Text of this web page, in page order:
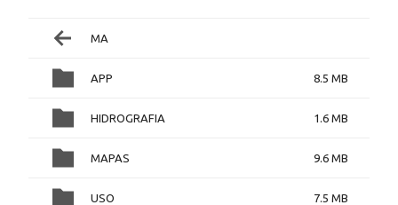
MA
APP 8.5 MB
HIDROGRAFIA 1.6 MB
MAPAS 9.6 MB
USO 7.5 MB